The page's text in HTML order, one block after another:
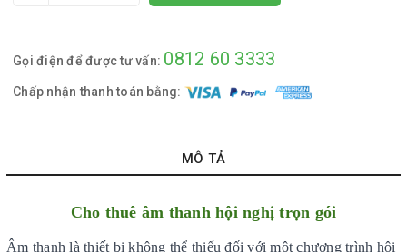
Gọi điện để được tư vấn: 0812 60 3333
Chấp nhận thanh toán bằng:
MÔ TẢ
Cho thuê âm thanh hội nghị trọn gói
Âm thanh là thiết bị không thể thiếu đối với một chương trình hội